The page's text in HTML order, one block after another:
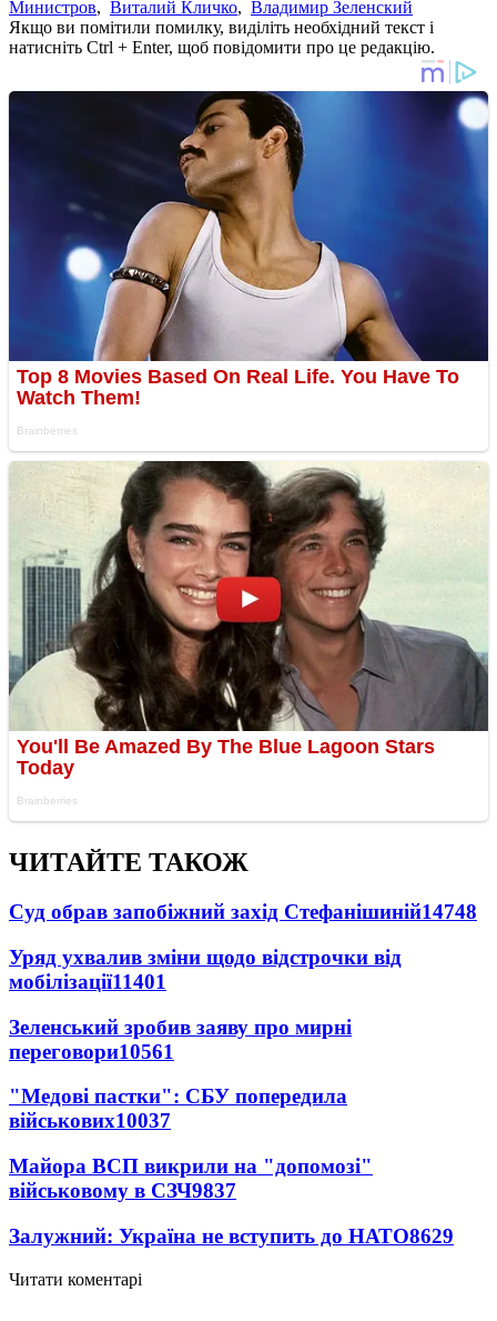
Министров, Виталий Кличко, Владимир Зеленский
Якщо ви помітили помилку, виділіть необхідний текст і
натисніть Ctrl + Enter, щоб повідомити про це редакцію.
ЧИТАЙТЕ ТАКОЖ
Суд обрав запобіжний захід Стефанішиній14748
Уряд ухвалив зміни щодо відстрочки від
мобілізації11401
Зеленський зробив заяву про мирні
переговори10561
"Медові пастки": СБУ попередила
військових10037
Майора ВСП викрили на "допомозі"
військовому в СЗЧ9837
Залужний: Україна не вступить до НАТО8629
Читати коментарі